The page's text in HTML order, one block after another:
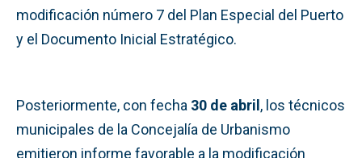
modificación número 7 del Plan Especial del Puerto
y el Documento Inicial Estratégico.
Posteriormente, con fecha 30 de abril, los técnicos
municipales de la Concejalía de Urbanismo
emitieron informe favorable a la modificación